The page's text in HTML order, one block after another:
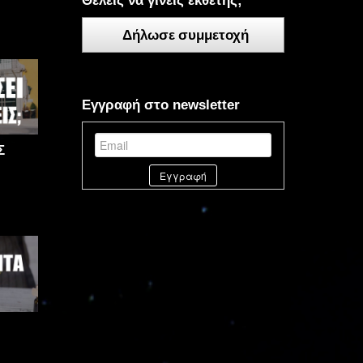
Δήλωσε συμμετοχή
Εγγραφή στο newsletter